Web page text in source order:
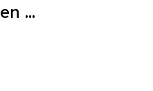
Libro Ayuda Picky Eater en casa